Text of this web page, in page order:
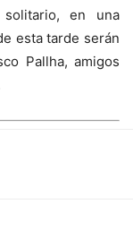
en una
esta tarde serán
Pallha, amigos